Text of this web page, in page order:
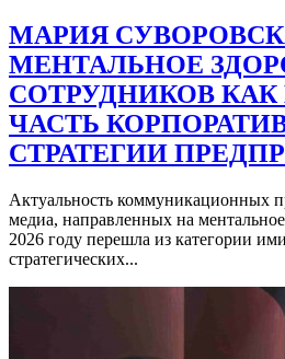
МАРИЯ
МЕНТАЛЬНОЕ
СОТРУДНИКОВ
ЧАСТЬ
СТРАТЕГИИ
Актуальность коммуникационных
медиа, направленных на
2026 году перешла из категории
стратегических...